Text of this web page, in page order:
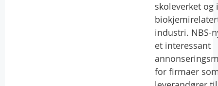
skoleverket og i
industri. NBS-
et interessant
for firmaer